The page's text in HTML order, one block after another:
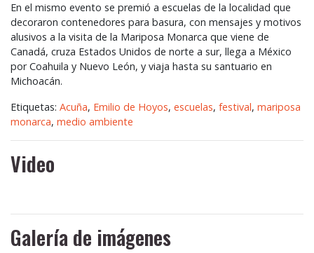
En el mismo evento se premió a escuelas de la localidad que
decoraron contenedores para basura, con mensajes y motivos
alusivos a la visita de la Mariposa Monarca que viene de
Canadá, cruza Estados Unidos de norte a sur, llega a México
por Coahuila y Nuevo León, y viaja hasta su santuario en
Michoacán.
Etiquetas: Acuña, Emilio de Hoyos, escuelas, festival, mariposa
monarca, medio ambiente
Video
Galería de imágenes